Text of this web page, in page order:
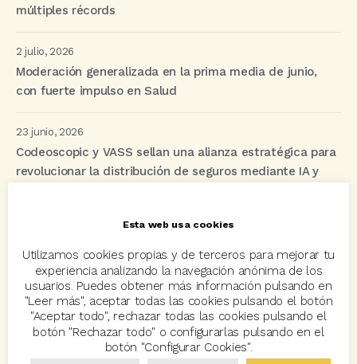
múltiples récords
2 julio, 2026
Moderación generalizada en la prima media de junio,
con fuerte impulso en Salud
23 junio, 2026
Codeoscopic y VASS sellan una alianza estratégica para
revolucionar la distribución de seguros mediante IA y
Etiquetas
acuerdo Acuerdos Allianz asisa autos
Avant2 Avant2 Sales Manager ayudas Bcover
Codeoscopic Academy
Esta web usa cookies
Utilizamos cookies propias y de terceros para mejorar tu
experiencia analizando la navegación anónima de los
usuarios. Puedes obtener más información pulsando en
"Leer más", aceptar todas las cookies pulsando el botón
"Aceptar todo", rechazar todas las cookies pulsando el
botón "Rechazar todo" o configurarlas pulsando en el
botón "Configurar Cookies".